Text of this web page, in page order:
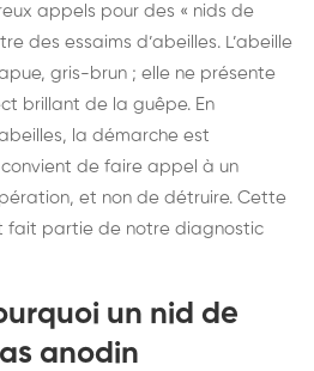
appels pour des « nids de
des essaims d’abeilles. L’abeille
gris-brun ; elle ne présente
brillant de la guêpe. En
la démarche est
de faire appel à un
et non de détruire. Cette
fait partie de notre diagnostic
un nid de
anodin